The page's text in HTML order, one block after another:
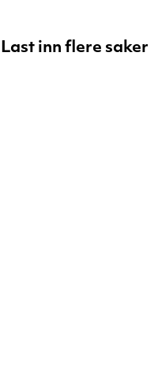
Last inn flere saker